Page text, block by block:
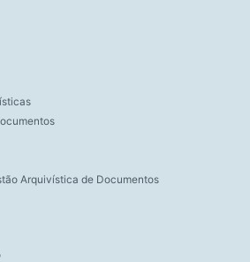
Arquivística de Documentos